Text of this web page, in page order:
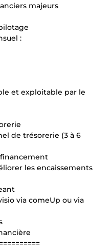
majeurs
:
et exploitable par le
de trésorerie (3 à 6
les encaissements
via comeUp ou via